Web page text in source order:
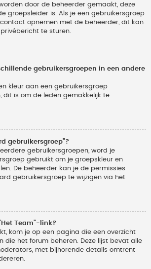
door de beheerder gemaakt, deze
groepsleider is. Als je een gebruikersgroep
opnemen met de beheerder, dit kan
te sturen.
gebruikersgroepen in een andere
kleur aan een gebruikersgroep
dit is om de leden gemakkelijk te
gebruikersgroep"?
gebruikersgroepen, word je
gebruikt om je groepskleur en
De beheerder kan je de permissies
gebruikersgroep te wijzigen via het
Team"-link?
kom je op een pagina die een overzicht
die het forum beheren. Deze lijst bevat alle
met bijhorende details omtrent